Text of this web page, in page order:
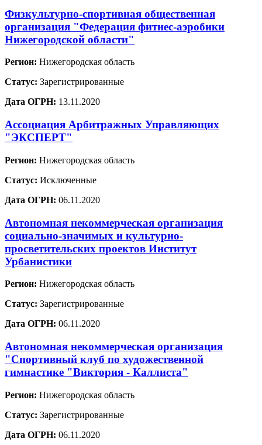
Физкультурно-спортивная общественная
организация "Федерация фитнес-аэробики
Нижегородской области"
Регион: Нижегородская область
Статус: Зарегистрированные
Дата ОГРН: 13.11.2020
Ассоциация Арбитражных Управляющих
"ЭКСПЕРТ"
Регион: Нижегородская область
Статус: Исключенные
Дата ОГРН: 06.11.2020
Автономная некоммерческая организация
социально-значимых и культурно-
просветительских проектов Институт
Урбанистики
Регион: Нижегородская область
Статус: Зарегистрированные
Дата ОГРН: 06.11.2020
Автономная некоммерческая организация
"Спортивный клуб по художественной
гимнастике "Виктория - Каллиста"
Регион: Нижегородская область
Статус: Зарегистрированные
Дата ОГРН: 06.11.2020